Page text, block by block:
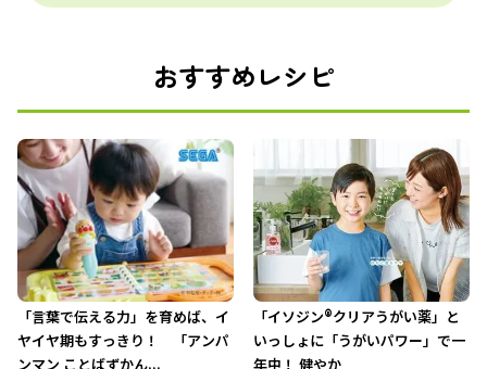
おすすめレシピ
「言葉で伝える力」を育めば、イ
ヤイヤ期もすっきり！ 「アンパ
ンマン ことばずかん...
「イソジン®クリアうがい薬」と
いっしょに「うがいパワー」で一
年中！ 健やか